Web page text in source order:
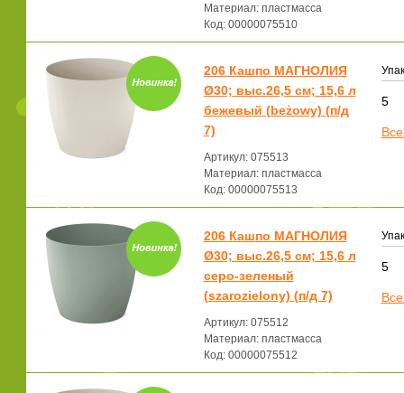
Материал: пластмасса
Код: 00000075510
206 Кашпо МАГНОЛИЯ
Ø30; выс.26,5 см; 15,6 л
бежевый (beżowy) (п/д
7)
Артикул: 075513
Материал: пластмасса
Код: 00000075513
5
206 Кашпо МАГНОЛИЯ
Ø30; выс.26,5 см; 15,6 л
серо-зеленый
(szarozielony) (п/д 7)
Артикул: 075512
Материал: пластмасса
Код: 00000075512
5